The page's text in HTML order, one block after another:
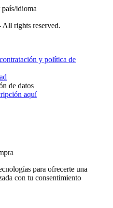
idioma
All rights reserved.
y política de
de datos
aquí
para ofrecerte una
con tu consentimiento